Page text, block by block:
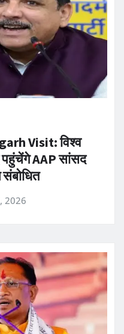
Visit: विश्व
पहुंचेंगे AAP सांसद
2026